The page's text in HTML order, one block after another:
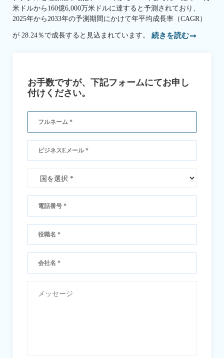
米ドルから160億6,000万米ドルに達すると予測されており、
2025年から2033年の予測期間にかけて年平均成長率（CAGR）
が 28.24％で成長すると見込まれています。 続きを読む
お手数ですが、下記フォームにてお申し
付けください。